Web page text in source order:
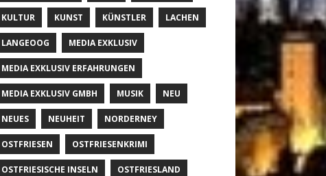
KULTUR KUNST KÜNSTLER LACHEN
LANGEOOG MEDIA EXKLUSIV
MEDIA EXKLUSIV ERFAHRUNGEN
MEDIA EXKLUSIV GMBH MUSIK NEU
NEUES NEUHEIT NORDERNEY
OSTFRIESEN OSTFRIESENKRIMI
OSTFRIESISCHE INSELN OSTFRIESLAND